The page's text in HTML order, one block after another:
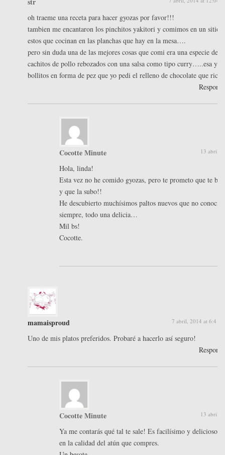
oh traeme una receta para hacer gyozas por favor!!!
tambien me encantaron los pinchitos yakitori y comimos en un sitio
estos que cocinan en las planchas que hay en la mesa….
pero sin duda una de las mejores cosas que comi era una especie de
cachitos de pollo rebozados con una salsa como tipo curry…..esa y
bollitos en forma de pez que yo pedi el relleno de chocolate que rico
Cocotte Minute 13 abril,
Hola, linda!
Esta vez no he comido gyozas, pero te prometo que te
y que la subo!!
He descubierto muchísimos paltos nuevos que no
siempre, todo una delicia…
Mil bs!
Cocotte.
mamaisproud 7 abril, 2014 at 6:41
Uno de mis platos preferidos. Probaré a hacerlo así seguro!
Cocotte Minute 13 abril,
Ya me contarás qué tal te sale! Es facilísimo y delicioso!
en la calidad del atún que compres.